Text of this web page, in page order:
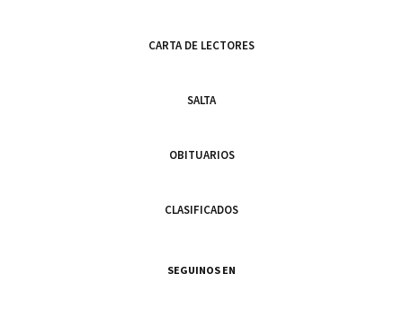
CARTA DE LECTORES
SALTA
OBITUARIOS
CLASIFICADOS
SEGUINOS EN